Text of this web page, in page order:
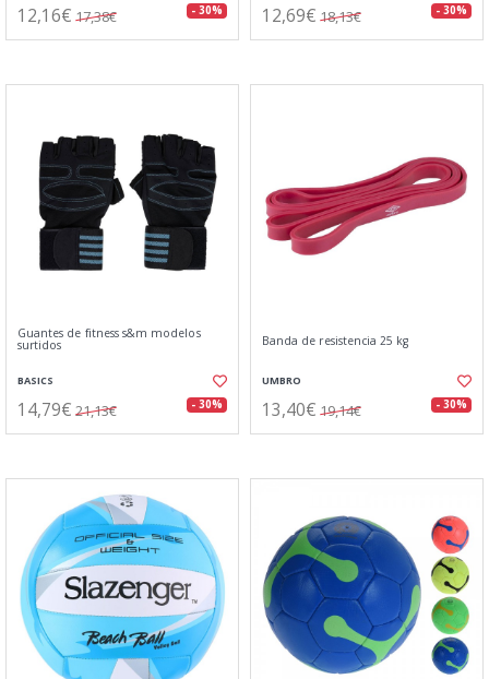
12,16€ 17,38€ - 30% 12,69€ 18,13€ - 30%
Guantes de fitness s&m modelos
surtidos
BASICS
14,79€ 21,13€ - 30%
Banda de resistencia 25 kg
UMBRO
13,40€ 19,14€ - 30%